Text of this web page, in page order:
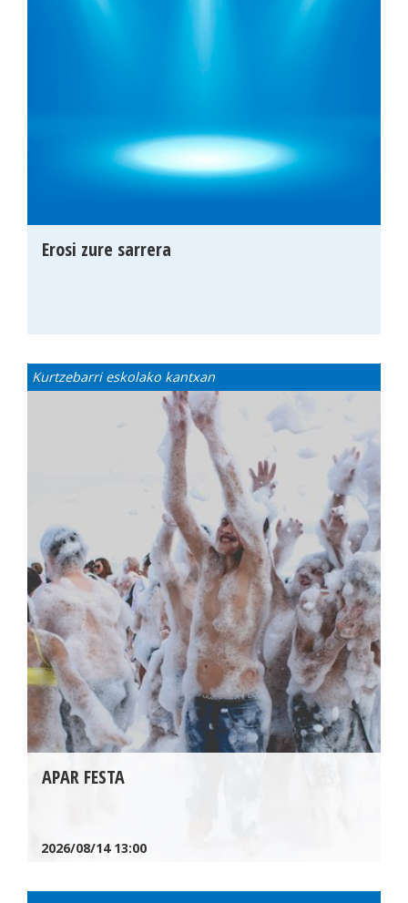
Erosi zure sarrera
Kurtzebarri eskolako kantxan
APAR FESTA
2026/08/14 13:00